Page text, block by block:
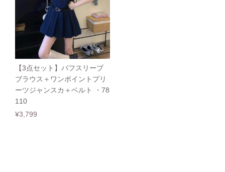
【3点セット】パフスリーブ
ブラウス＋ワンポイントプリ
ーツジャンスカ＋ベルト ・78
110
¥3,799